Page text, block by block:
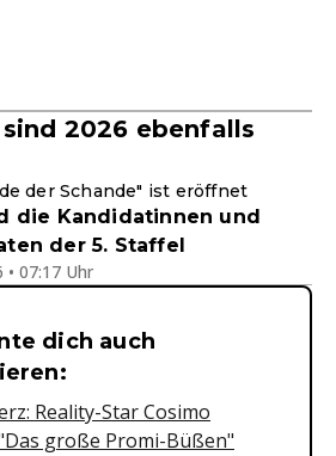
2026 ebenfalls
der Schande" ist eröffnet
die Kandidatinnen und
der 5. Staffel
• 07:17 Uhr
&
dich auch
Reality-Star Cosimo
große Promi-Büßen"